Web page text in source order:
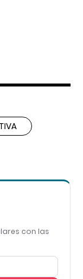
con las